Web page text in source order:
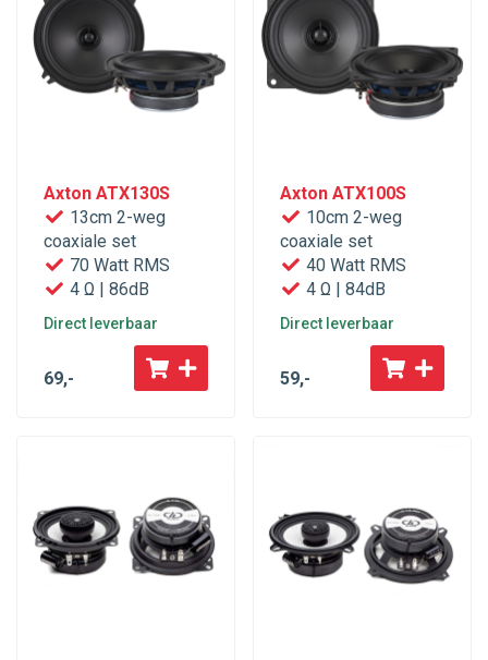
Axton ATX130S
13cm 2-weg
coaxiale set
70 Watt RMS
4 Ω | 86dB
Direct leverbaar
69,-
Axton ATX100S
10cm 2-weg
coaxiale set
40 Watt RMS
4 Ω | 84dB
Direct leverbaar
59,-